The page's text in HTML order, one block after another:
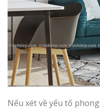
Nếu xét về yếu tố